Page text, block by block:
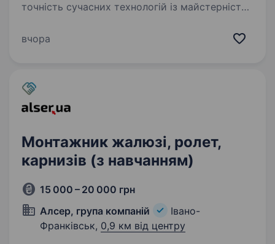
точність сучасних технологій із майстерністю
індустрію якісними деталями, що відповідають
вчора
Монтажник жалюзі, ролет,
карнизів (з навчанням)
15 000 – 20 000 грн
Алсер, група компаній
Івано-
Франківськ, 0,9 км від центру